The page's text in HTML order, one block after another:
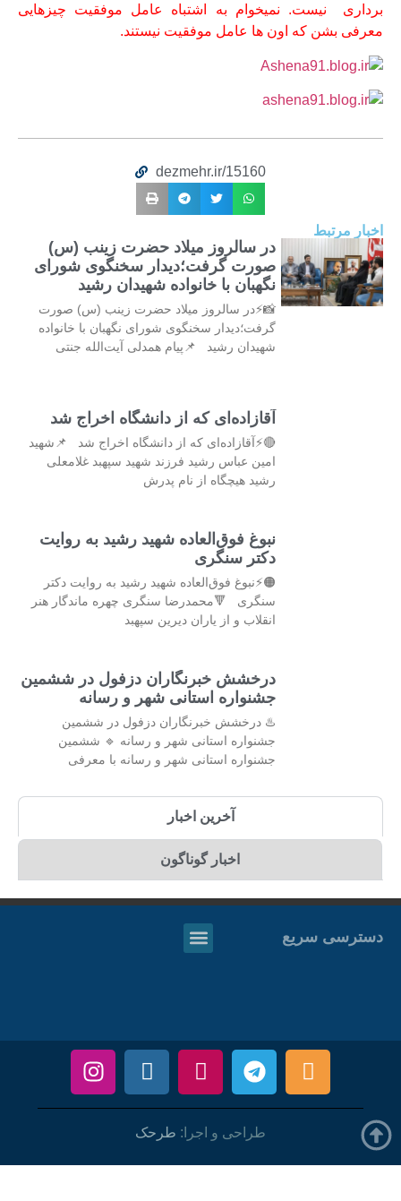
برداری نیست. نمیخوام به اشتباه عامل موفقیت چیزهایی
معرفی بشن که اون ها عامل موفقیت نیستند.
dezmehr.ir/15160
اخبار مرتبط
در سالروز میلاد حضرت زینب (س)
صورت گرفت؛دیدار سخنگوی شورای
نگهبان با خانواده شهیدان رشید
📸⚡در سالروز میلاد حضرت زینب (س) صورت
گرفت؛دیدار سخنگوی شورای نگهبان با خانواده
شهیدان رشید 📌پیام همدلی آیت‌الله جنتی
آقازاده‌ای که از دانشگاه اخراج شد
🔴⚡آقازاده‌ای که از دانشگاه اخراج شد 📌شهید
امین عباس رشید فرزند شهید سپهبد غلامعلی
رشید هیچگاه از نام پدرش
نبوغ فوق‌العاده‌ شهید رشید به روایت
دکتر سنگری
🟠⚡️نبوغ فوق‌العاده‌ شهید رشید به روایت دکتر
سنگری 🔻محمدرضا سنگری چهره ماندگار هنر
انقلاب و از یاران دیرین سپهبد
درخشش خبرنگاران دزفول در ششمین
جشنواره‌ استانی شهر و رسانه
♨️ درخشش خبرنگاران دزفول در ششمین
جشنواره‌ استانی شهر و رسانه 🔹 ششمین
جشنواره استانی شهر و رسانه با معرفی
آخرین اخبار
اخبار گوناگون
دسترسی سریع
طراحی و اجرا: طرحک